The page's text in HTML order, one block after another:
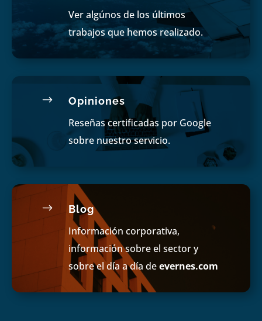
Ver algúnos de los últimos
trabajos que hemos realizado.
$ Opiniones
Reseñas certificadas por Google
sobre nuestro servicio.
$ Blog
Información corporativa,
información sobre el sector y
sobre el día a día deevernes.com